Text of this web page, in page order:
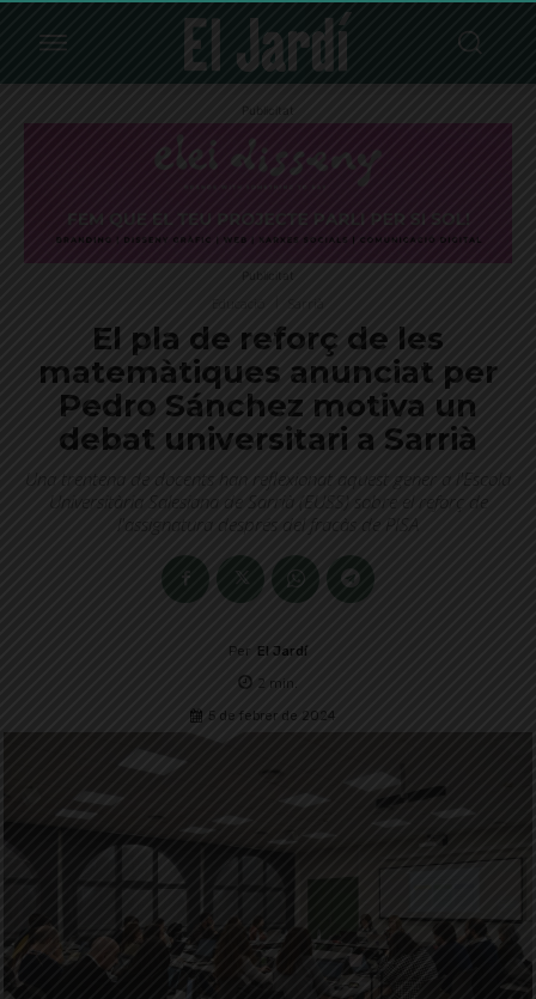
Publicitat
Publicitat
El pla de reforç de les
matemàtiques anunciat per
Pedro Sánchez motiva un
debat universitari a Sarrià
Una trentena de docents han reflexionat aquest gener a l'Escola
Universitària Salesiana de Sarrià (EUSS) sobre el reforç de
l'assignatura després del fracàs de PISA
Per El Jardí
2 min.
5 de febrer de 2024